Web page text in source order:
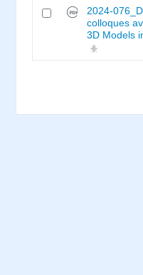
2024-
colloques
3D Models